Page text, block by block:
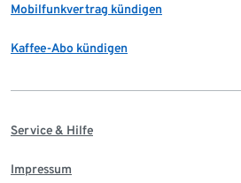
Mobilfunkvertrag kündigen
Kaffee-Abo kündigen
Service & Hilfe
Impressum